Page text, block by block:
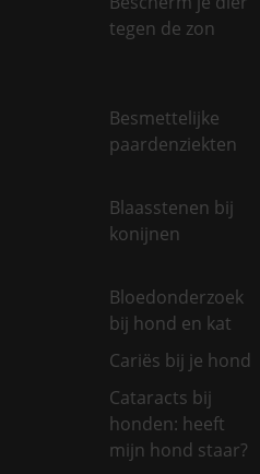
tegen de zon
Besmettelijke
paardenziekten
Blaasstenen bij
konijnen
Bloedonderzoek
bij hond en kat
Cariës bij je hond
Cataracts bij
honden: heeft
mijn hond staar?